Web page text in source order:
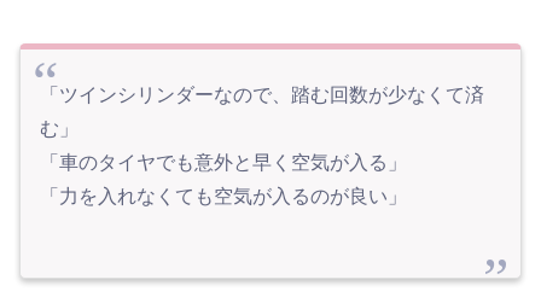
「ツインシリンダーなので、踏む回数が少なくて済
む」
「車のタイヤでも意外と早く空気が入る」
「力を入れなくても空気が入るのが良い」